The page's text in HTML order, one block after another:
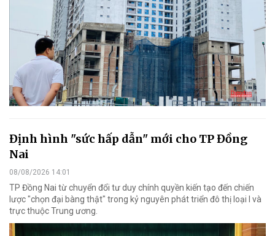
Định hình "sức hấp dẫn" mới cho TP Đồng
Nai
08/08/2026 14:01
TP Đồng Nai từ chuyển đổi tư duy chính quyền kiến tạo đến chiến
lược "chọn đại bàng thật" trong kỷ nguyên phát triển đô thị loại I và
trực thuộc Trung ương.